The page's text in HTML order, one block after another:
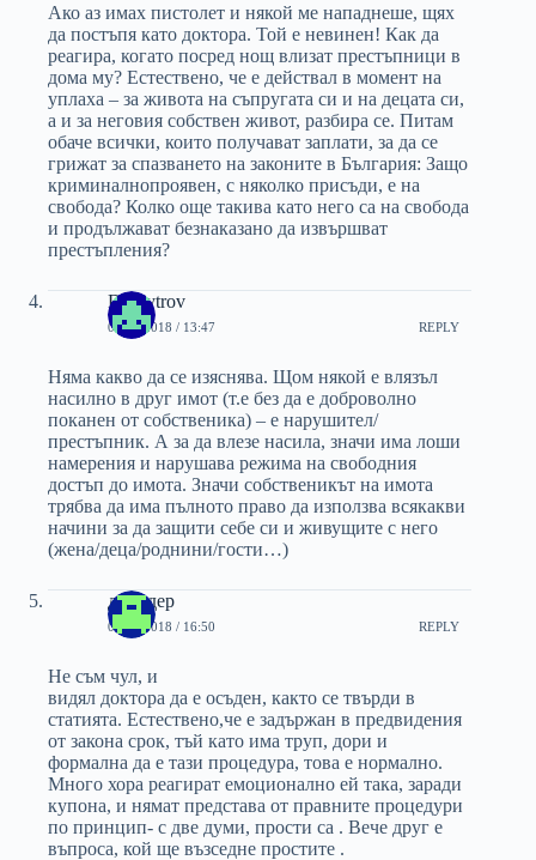
Ако аз имах пистолет и някой ме нападнеше, щях
да постъпя като доктора. Той е невинен! Как да
реагира, когато посред нощ влизат престъпници в
дома му? Естествено, че е действал в момент на
уплаха – за живота на съпругата си и на децата си,
а и за неговия собствен живот, разбира се. Питам
обаче всички, които получават заплати, за да се
грижат за спазването на законите в България: Защо
криминалнопроявен, с няколко присъди, е на
свобода? Колко още такива като него са на свобода
и продължават безнаказано да извършват
престъпления?
Dymytrov
05/03/2018 / 13:47 REPLY
Няма какво да се изяснява. Щом някой е влязъл
насилно в друг имот (т.е без да е доброволно
поканен от собственика) – е нарушител/
престъпник. А за да влезе насила, значи има лоши
намерения и нарушава режима на свободния
достъп до имота. Значи собственикът на имота
трябва да има пълното право да използва всякакви
начини за да защити себе си и живущите с него
(жена/деца/роднини/гости…)
дръндер
05/03/2018 / 16:50 REPLY
Не съм чул, и
видял доктора да е осъден, както се твърди в
статията. Естествено,че е задържан в предвидения
от закона срок, тъй като има труп, дори и
формална да е тази процедура, това е нормално.
Много хора реагират емоционално ей така, заради
купона, и нямат представа от правните процедури
по принцип- с две думи, прости са . Вече друг е
въпроса, кой ще възседне простите .